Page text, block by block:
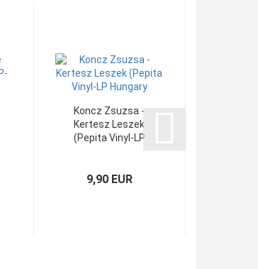
Koncz Zsuzsa -
Kertesz Leszek
(Pepita Vinyl-LP
9,90 EUR